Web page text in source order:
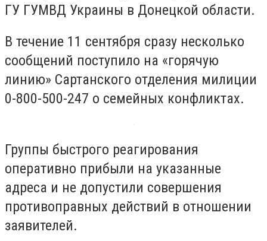
ГУ ГУМВД Украины в Донецкой области.
В течение 11 сентября сразу несколько
сообщений поступило на «горячую
линию» Сартанского отделения милиции
0-800-500-247 о семейных конфликтах.
Группы быстрого реагирования
оперативно прибыли на указанные
адреса и не допустили совершения
противоправных действий в отношении
заявителей.